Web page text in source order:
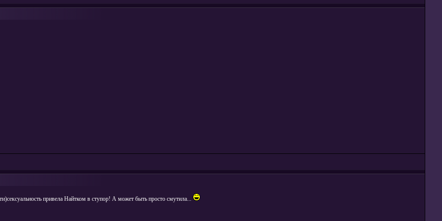
привела Найтком в ступор! А может быть просто смутила...